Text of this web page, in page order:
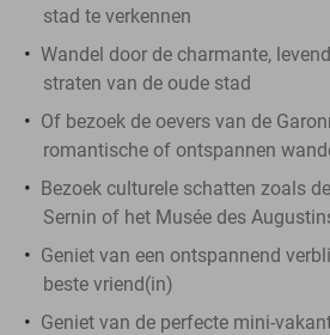
stad te verkennen
Wandel door de charmante,
straten van de oude stad
Of bezoek de oevers van de
romantische of ontspannen
Bezoek culturele schatten zoals
Sernin of het Musée des
Geniet van een ontspannend
beste vriend(in)
Geniet van de perfecte mini-